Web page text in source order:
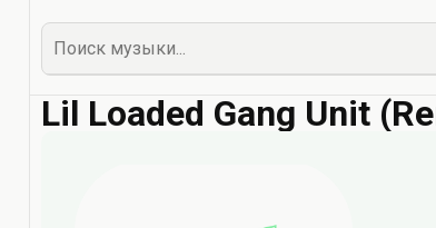
Lil Loaded Gang Unit